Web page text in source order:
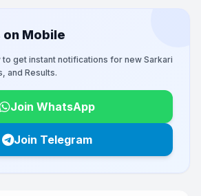
Mobile
get instant notifications for new Sarkari
and Results.
Join WhatsApp
Join Telegram